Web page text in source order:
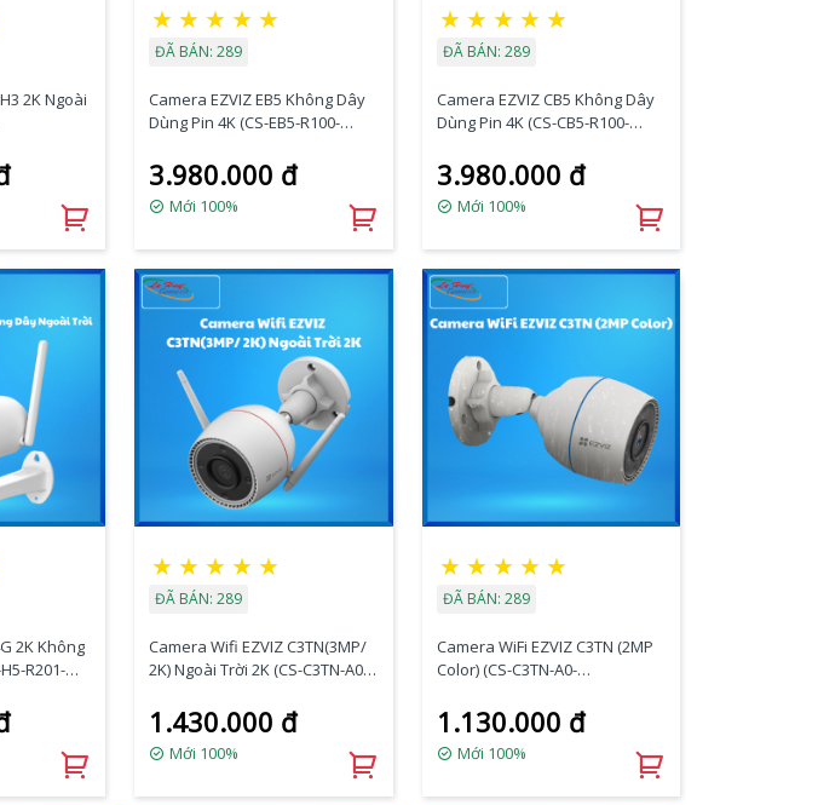
2K Ngoài
★ ★ ★ ★ ★
ĐÃ BÁN: 289
Camera EZVIZ EB5 Không Dây
Dùng Pin 4K (CS-EB5-R100-
3.980.000 đ
Mới 100%
★ ★ ★ ★ ★
ĐÃ BÁN: 289
Camera EZVIZ CB5 Không Dây
Dùng Pin 4K (CS-CB5-R100-
3.980.000 đ
Mới 100%
2K Không
R201-
★ ★ ★ ★ ★
ĐÃ BÁN: 289
Camera Wifi EZVIZ C3TN(3MP/
2K) Ngoài Trời 2K (CS-C3TN-A0-
1.430.000 đ
Mới 100%
★ ★ ★ ★ ★
ĐÃ BÁN: 289
Camera WiFi EZVIZ C3TN (2MP
Color) (CS-C3TN-A0-
1.130.000 đ
Mới 100%